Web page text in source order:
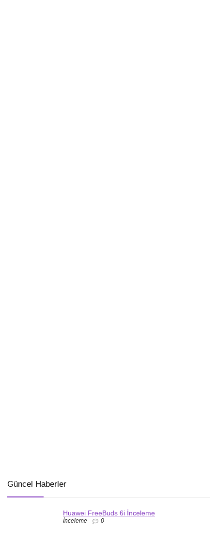
Güncel Haberler
Huawei FreeBuds 6i İnceleme
İnceleme 0